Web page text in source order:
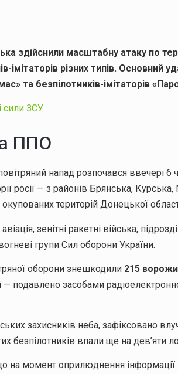
здійснили масштабну атаку по
імітаторів різних типів.
та безпілотників-імітаторів
сили ЗСУ.
ППО
напад розпочався ввечері 6
росії — з районів Брянська,
територій Донецької
зенітні ракетні війська,
групи Сил оборони України.
оборони знешкодили 215
подавлено засобами
захисників неба, зафіксовано
безпілотників впали ще на дев’яти
на момент оприлюднення інформації